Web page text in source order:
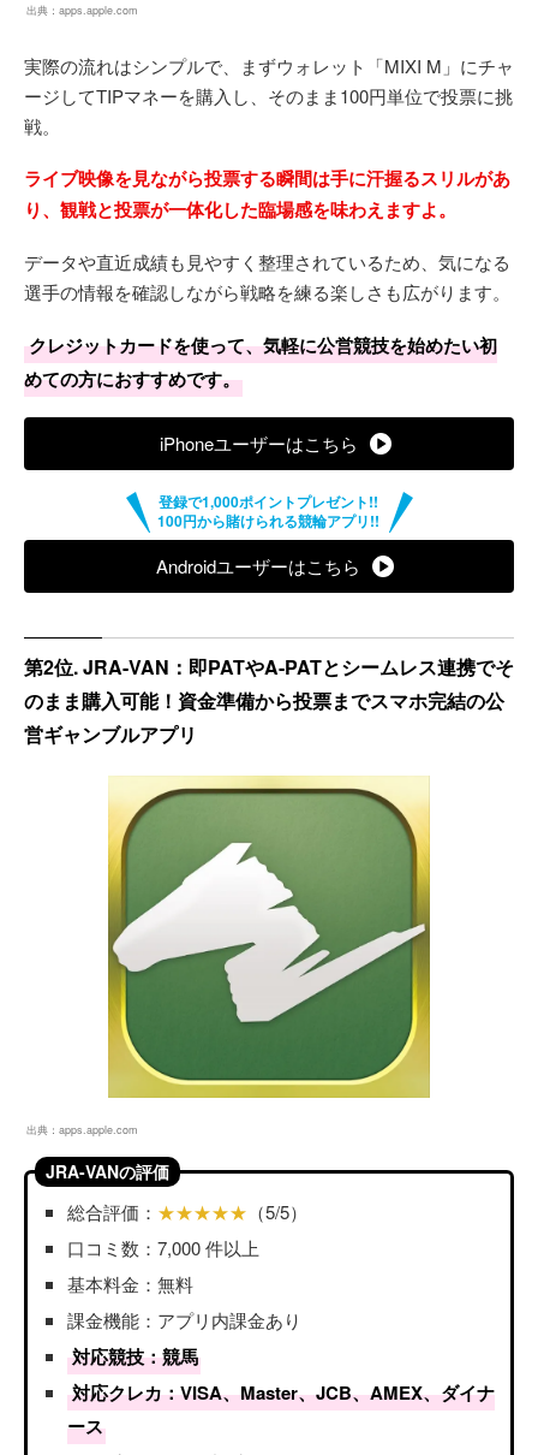
出典： apps.apple.com
実際の流れはシンプルで、まずウォレット「MIXI M」にチャ
ージしてTIPマネーを購入し、そのまま100円単位で投票に挑
戦。
ライブ映像を見ながら投票する瞬間は手に汗握るスリルがあ
り、観戦と投票が一体化した臨場感を味わえますよ。
データや直近成績も見やすく整理されているため、気になる
選手の情報を確認しながら戦略を練る楽しさも広がります。
クレジットカードを使って、気軽に公営競技を始めたい初
めての方におすすめです。
iPhoneユーザーはこちら
Androidユーザーはこちら
第2位. JRA-VAN：即PATやA-PATとシームレス連携でそ
のまま購入可能！資金準備から投票までスマホ完結の公
営ギャンブルアプリ
出典： apps.apple.com
JRA-VANの評価
総合評価： ★★★★★ （5/5）
口コミ数：7,000 件以上
基本料金：無料
課金機能：アプリ内課金あり
対応競技：競馬
対応クレカ：VISA、Master、JCB、AMEX、ダイナ
ース